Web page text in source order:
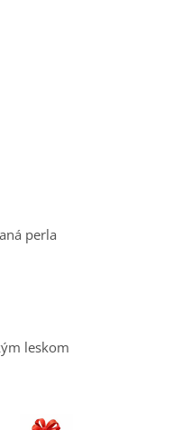
perla
leskom